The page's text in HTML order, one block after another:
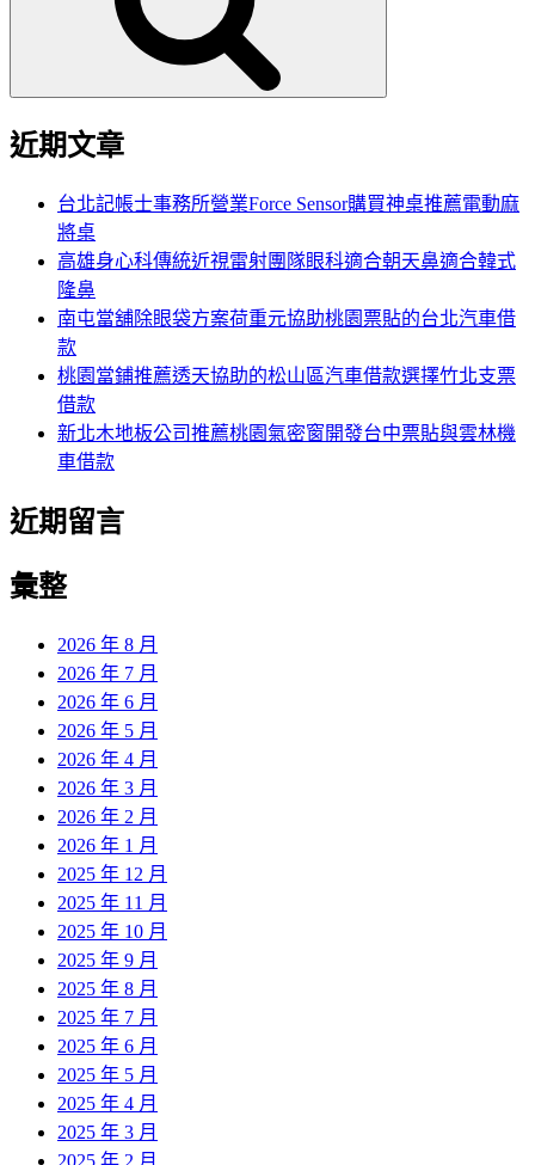
近期文章
台北記帳士事務所營業Force Sensor購買神桌推薦電動麻
將桌
高雄身心科傳統近視雷射團隊眼科適合朝天鼻適合韓式
隆鼻
南屯當舖除眼袋方案荷重元協助桃園票貼的台北汽車借
款
桃園當鋪推薦透天協助的松山區汽車借款選擇竹北支票
借款
新北木地板公司推薦桃園氣密窗開發台中票貼與雲林機
車借款
近期留言
彙整
2026 年 8 月
2026 年 7 月
2026 年 6 月
2026 年 5 月
2026 年 4 月
2026 年 3 月
2026 年 2 月
2026 年 1 月
2025 年 12 月
2025 年 11 月
2025 年 10 月
2025 年 9 月
2025 年 8 月
2025 年 7 月
2025 年 6 月
2025 年 5 月
2025 年 4 月
2025 年 3 月